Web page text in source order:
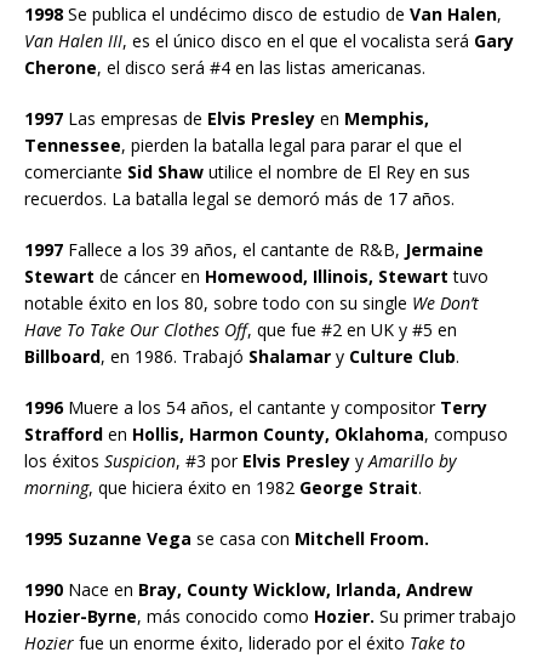
1998 Se publica el undécimo disco de estudio de Van Halen,
Van Halen III, es el único disco en el que el vocalista será Gary
Cherone, el disco será #4 en las listas americanas.
1997 Las empresas de Elvis Presley en Memphis,
Tennessee, pierden la batalla legal para parar el que el
comerciante Sid Shaw utilice el nombre de El Rey en sus
recuerdos. La batalla legal se demoró más de 17 años.
1997 Fallece a los 39 años, el cantante de R&B, Jermaine
Stewart de cáncer en Homewood, Illinois, Stewart tuvo
notable éxito en los 80, sobre todo con su single We Don’t
Have To Take Our Clothes Off, que fue #2 en UK y #5 en
Billboard, en 1986. Trabajó Shalamar y Culture Club.
1996Muere a los 54 años, el cantante y compositor Terry
Strafford en Hollis, Harmon County, Oklahoma, compuso
los éxitos Suspicion, #3 por Elvis Presley y Amarillo by
morning, que hiciera éxito en 1982 George Strait.
1995 Suzanne Vega se casa con Mitchell Froom.
1990 Nace en Bray, County Wicklow, Irlanda, Andrew
Hozier-Byrne, más conocido como Hozier. Su primer trabajo
Hozier fue un enorme éxito, liderado por el éxito Take to